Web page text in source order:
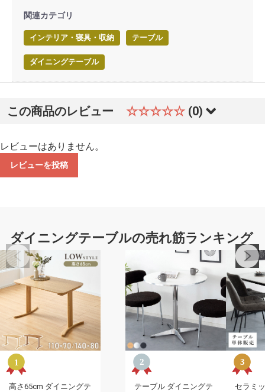
関連カテゴリ
インテリア・寝具・収納 テーブル
ダイニングテーブル
この商品のレビュー ☆☆☆☆☆ (0)
レビューはありません。
レビューを投稿
ダイニングテーブルの売れ筋ランキング
高さ65cm ダイニングテ
テーブル ダイニングテ
セラミ